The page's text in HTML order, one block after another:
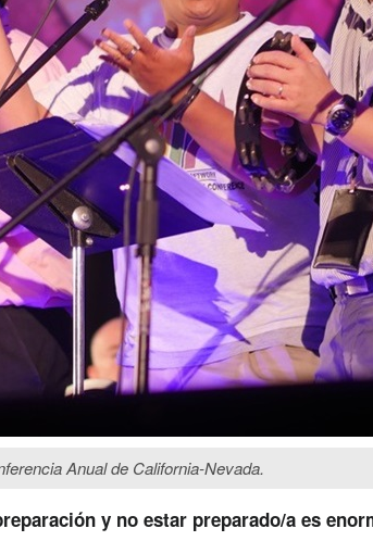
Anual de California-Nevada.
y no estar preparado/a es